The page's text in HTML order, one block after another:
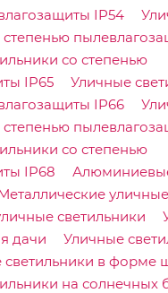
IP54
степенью
со степенью
IP65
Уличные
IP66
степенью
со степенью
IP68
светильники
дачи
Уличные
светильники в форме
на солнечных